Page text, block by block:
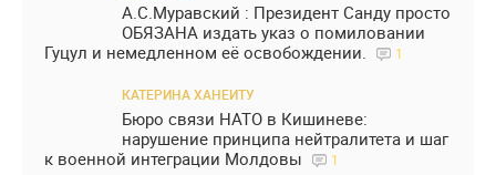
А.С.Муравский : Президент Санду просто
ОБЯЗАНА издать указ о помиловании
Гуцул и немедленном её освобождении.
1
КАТЕРИНА ХАНЕИТУ
Бюро связи НАТО в Кишиневе:
нарушение принципа нейтралитета и шаг
к военной интеграции Молдовы
1